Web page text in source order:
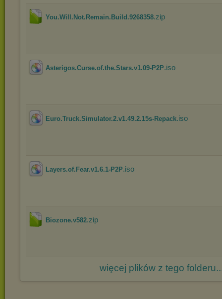
You.Will.Not.Remain.Build.9268358.zip
Asterigos.Curse.of.the.Stars.v1.09-P2P.iso
Euro.Truck.Simulator.2.v1.49.2.15s-Repack.iso
Layers.of.Fear.v1.6.1-P2P.iso
Biozone.v582.zip
więcej plików z tego